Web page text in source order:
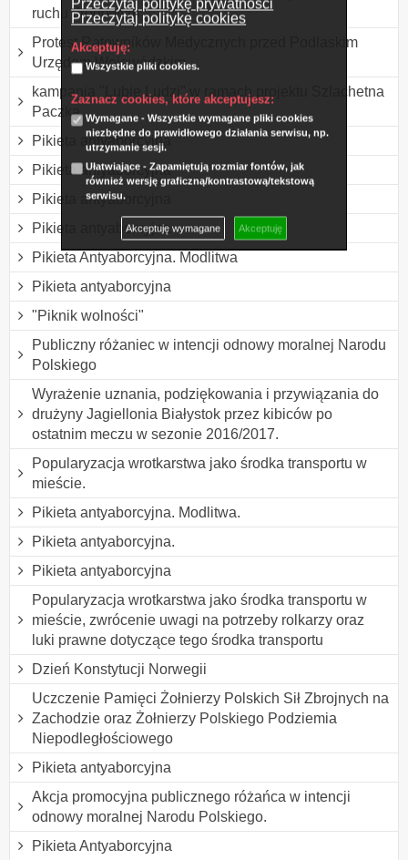
Przeczytaj politykę prywatności
Przeczytaj politykę cookies
Akceptuję:
Wszystkie pliki cookies.
Zaznacz cookies, które akceptujesz:
Wymagane - Wszystkie wymagane pliki cookies
niezbędne do prawidłowego działania serwisu, np.
utrzymanie sesji.
Ułatwiające - Zapamiętują rozmiar fontów, jak
również wersję graficzną/kontrastową/tekstową
serwisu.
Akceptuję wymagane Akceptuję
ruchu drogowym
Protest Ratowników Medycznych przed Podlaskim
Urzędem Wojewódzkim
kampania "Lubię Ludzi" w ramach projektu Szlachetna
Paczka
Pikieta antyaborcyjna
Pikieta antyaborcyjna
Pikieta antyaborcyjna
Pikieta antyaborcyjna
Pikieta Antyaborcyjna. Modlitwa
Pikieta antyaborcyjna
"Piknik wolności"
Publiczny różaniec w intencji odnowy moralnej Narodu
Polskiego
Wyrażenie uznania, podziękowania i przywiązania do
drużyny Jagiellonia Białystok przez kibiców po
ostatnim meczu w sezonie 2016/2017.
Popularyzacja wrotkarstwa jako środka transportu w
mieście.
Pikieta antyaborcyjna. Modlitwa.
Pikieta antyaborcyjna.
Pikieta antyaborcyjna
Popularyzacja wrotkarstwa jako środka transportu w
mieście, zwrócenie uwagi na potrzeby rolkarzy oraz
luki prawne dotyczące tego środka transportu
Dzień Konstytucji Norwegii
Uczczenie Pamięci Żołnierzy Polskich Sił Zbrojnych na
Zachodzie oraz Żołnierzy Polskiego Podziemia
Niepodległościowego
Pikieta antyaborcyjna
Akcja promocyjna publicznego różańca w intencji
odnowy moralnej Narodu Polskiego.
Pikieta Antyaborcyjna